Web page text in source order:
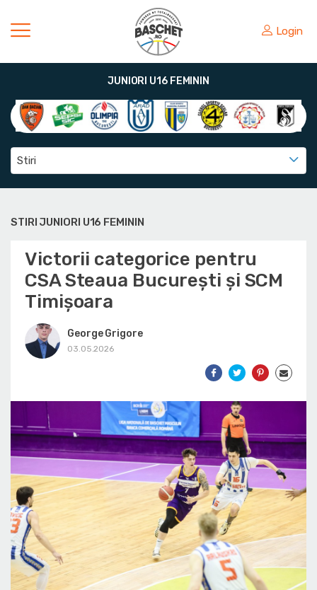
Login
JUNIORI U16 FEMININ
Stiri
STIRI JUNIORI U16 FEMININ
Victorii categorice pentru
CSA Steaua București și SCM
Timișoara
George Grigore
03.05.2026